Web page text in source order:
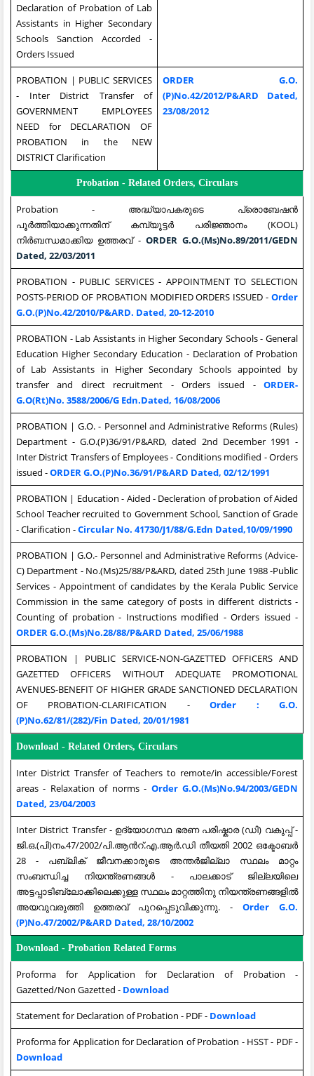
Declaration of Probation of Lab
Assistants in Higher Secondary
Schools Sanction Accorded -
Orders Issued
PROBATION | PUBLIC SERVICES
- Inter District Transfer of
GOVERNMENT EMPLOYEES
NEED for DECLARATION OF
PROBATION in the NEW
DISTRICT Clarification
ORDER G.O.
(P)No.42/2012/P&ARD Dated,
23/08/2012
Probation - Related Orders, Circulars
Probation - അദ്ധ്യാപകരുടെ പ്രൊബേഷന്‍
പൂര്‍ത്തിയാക്കുന്നതിന് കമ്പ്യൂട്ടര്‍ പരിജ്ഞാനം (KOOL)
നിര്‍ബന്ധമാക്കിയ ഉത്തരവ് - ORDER G.O.(Ms)No.89/2011/GEDN
Dated, 22/03/2011
PROBATION - PUBLIC SERVICES - APPOINTMENT TO SELECTION
POSTS-PERIOD OF PROBATION MODIFIED ORDERS ISSUED - Order
G.O.(P)No.42/2010/P&ARD. Dated, 20-12-2010
PROBATION - Lab Assistants in Higher Secondary Schools - General
Education Higher Secondary Education - Declaration of Probation
of Lab Assistants in Higher Secondary Schools appointed by
transfer and direct recruitment - Orders issued - ORDER-
G.O(Rt)No. 3588/2006/G Edn.Dated, 16/08/2006
PROBATION | G.O. - Personnel and Administrative Reforms (Rules)
Department - G.O.(P)36/91/P&ARD, dated 2nd December 1991 -
Inter District Transfers of Employees - Conditions modified - Orders
issued -ORDER G.O.(P)No.36/91/P&ARD Dated, 02/12/1991
PROBATION | Education - Aided - Decleration of probation of Aided
School Teacher recruited to Government School, Sanction of Grade
- Clarification -Circular No. 41730/J1/88/G.Edn Dated,10/09/1990
PROBATION | G.O.- Personnel and Administrative Reforms (Advice-
C) Department - No.(Ms)25/88/P&ARD, dated 25th June 1988 -Public
Services - Appointment of candidates by the Kerala Public Service
Commission in the same category of posts in different districts -
Counting of probation - Instructions modified - Orders issued -
ORDER G.O.(Ms)No.28/88/P&ARD Dated, 25/06/1988
PROBATION | PUBLIC SERVICE-NON-GAZETTED OFFICERS AND
GAZETTED OFFICERS WITHOUT ADEQUATE PROMOTIONAL
AVENUES-BENEFIT OF HIGHER GRADE SANCTIONED DECLARATION
OF PROBATION-CLARIFICATION -Order : G.O.
(P)No.62/81/(282)/Fin Dated, 20/01/1981
Download - Related Orders, Circulars
Inter District Transfer of Teachers to remote/in accessible/Forest
areas - Relaxation of norms - Order G.O.(Ms)No.94/2003/GEDN
Dated, 23/04/2003
Inter District Transfer - ഉദ്യോഗസ്ഥ ഭരണ പരിഷ്കാര (ഡി) വകുപ്പ് -
ജി.ഒ.(പി)നം.47/2002/പി.ആന്‍റ്.എ.ആര്‍.ഡി തീയതി 2002 ഒക്ടോബര്‍
28 - പബ്ലിക്‌ ജീവനക്കാരുടെ അന്തര്‍ജില്ലാ സ്ഥലം മാറ്റം
സംബന്ധിച്ച നിയന്ത്രണങ്ങള്‍ - പാലക്കാട് ജില്ലയിലെ
അട്ടപ്പാടിബ്ലോക്കിലെക്കുള്ള സ്ഥലം മാറ്റത്തിനു നിയന്ത്രണങ്ങളില്‍
അയവുവരുത്തി ഉത്തരവ് പുറപ്പെടുവിക്കുന്നു. - Order G.O.
(P)No.47/2002/P&ARD Dated, 28/10/2002
Download - Probation Related Forms
Proforma for Application for Declaration of Probation -
Gazetted/Non Gazetted - Download
Statement for Declaration of Probation - PDF - Download
Proforma for Application for Declaration of Probation - HSST - PDF -
Download